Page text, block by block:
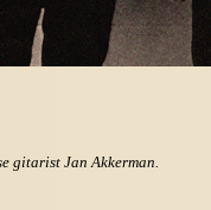
gitarist Jan Akkerman.